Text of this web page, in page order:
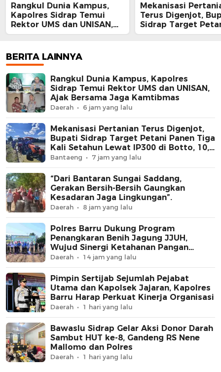
Rangkul Dunia Kampus,
Kapolres Sidrap Temui
Rektor UMS dan UNISAN,
Ajak Bersama Jaga
Mekanisasi
Terus Digenjot,
Sidrap Target
Panen Tiga Kali
BERITA LAINNYA
Rangkul Dunia Kampus, Kapolres
Sidrap Temui Rektor UMS dan UNISAN,
Ajak Bersama Jaga Kamtibmas
Daerah 6 jam yang lalu
Mekanisasi Pertanian Terus Digenjot,
Bupati Sidrap Target Petani Panen Tiga
Kali Setahun Lewat IP300 di Botto, 10,5
Hektare Sawah Langsung Diolah
dengan Rotavator dan Traktor
Bantaeng 7 jam yang lalu
“Dari Bantaran Sungai Saddang,
Gerakan Bersih-Bersih Gaungkan
Kesadaran Jaga Lingkungan”.
Daerah 8 jam yang lalu
Polres Barru Dukung Program
Penangkaran Benih Jagung JJUH,
Wujud Sinergi Ketahanan Pangan
Nasional
Daerah 14 jam yang lalu
Pimpin Sertijab Sejumlah Pejabat
Utama dan Kapolsek Jajaran, Kapolres
Barru Harap Perkuat Kinerja Organisasi
Daerah 1 hari yang lalu
Bawaslu Sidrap Gelar Aksi Donor Darah
Sambut HUT ke-8, Gandeng RS Nene
Mallomo dan Polres
Daerah 1 hari yang lalu